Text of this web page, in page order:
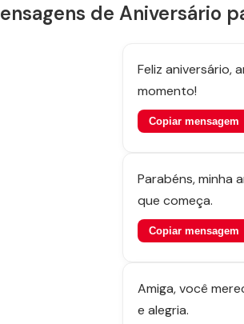
de Aniversário
Feliz aniversário,
momento!
Copiar mensagem
Parabéns, minha
que começa.
Copiar mensagem
Amiga, você
e alegria.